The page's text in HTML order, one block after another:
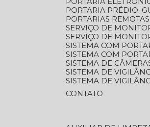
PORTARIA PRÉDIO:
PORTARIAS
SERVIÇO DE
SERVIÇO DE
SISTEMA COM
SISTEMA COM
SISTEMA DE
SISTEMA DE
SISTEMA DE
CONTATO